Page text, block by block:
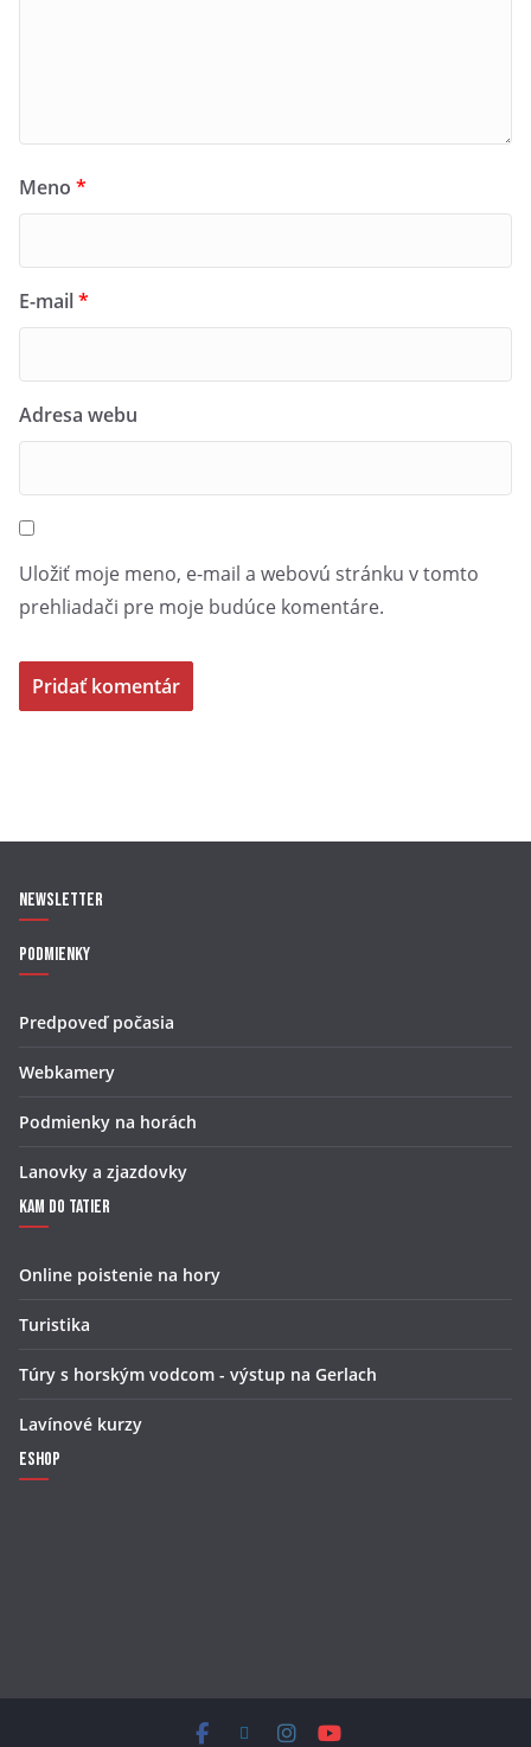
Meno *
E-mail*
Adresa webu
Uložiť moje meno, e-mail a webovú stránku v tomto
prehliadači pre moje budúce komentáre.
Newsletter
Podmienky
Predpoveď počasia
Webkamery
Podmienky na horách
Lanovky a zjazdovky
Kam do Tatier
Online poistenie na hory
Turistika
Túry s horským vodcom - výstup na Gerlach
Lavínové kurzy
Eshop